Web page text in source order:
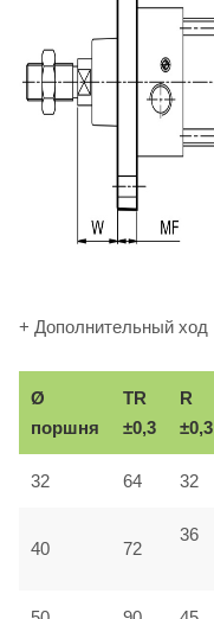
+ Дополнительный ход
Ø
поршня
TR
±0,3
R
±0,3
32 64 32
40 72
36